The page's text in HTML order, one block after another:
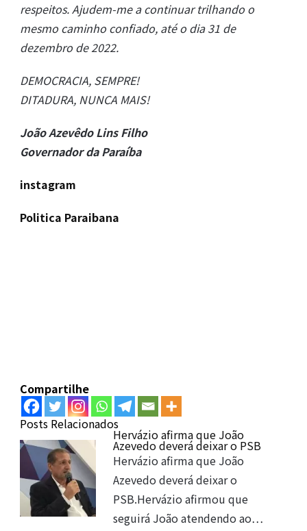
respeitos. Ajudem-me a continuar trilhando o
mesmo caminho confiado, até o dia 31 de
dezembro de 2022.
DEMOCRACIA, SEMPRE!
DITADURA, NUNCA MAIS!
João Azevêdo Lins Filho
Governador da Paraíba
instagram
Politica Paraibana
Compartilhe
Posts Relacionados
Hervázio afirma que João
Azevedo deverá deixar o PSB
Hervázio afirma que João
Azevedo deverá deixar o
PSB.Hervázio afirmou que
seguirá João atendendo ao…